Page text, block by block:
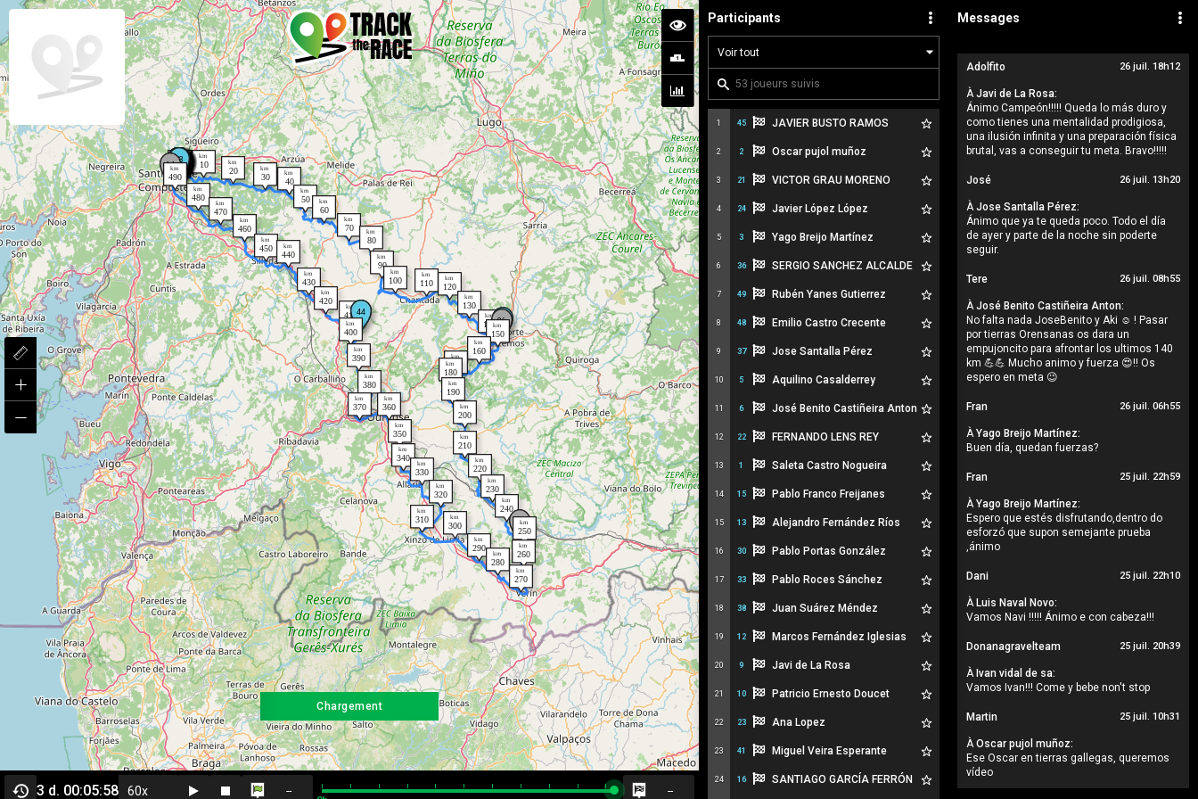
Messages
Adolfito 26 juil. 18h12
ÀJavi de La Rosa:
Ánimo Campeón!!!!! Queda lo más duro y
como tienes una mentalidad prodigiosa,
una ilusión infinita y una preparación física
brutal, vas a conseguir tu meta. Bravo!!!!!
José 26 juil. 13h20
ÀJose Santalla Pérez:
Ánimo que ya te queda poco. Todo el día
de ayer y parte de la noche sin poderte
seguir.
Tere 26 juil. 08h55
ÀJosé Benito Castiñeira Anton:
No falta nada JoseBenito y Aki ☺️ ! Pasar
por tierras Orensanas os dara un
empujoncito para afrontar los ultimos 140
km 💪💪 Mucho animo y fuerza 😍!! Os
espero en meta 😉
Fran 26 juil. 06h55
ÀYago Breijo Martínez:
Buen día, quedan fuerzas?
Fran 25 juil. 22h59
ÀYago Breijo Martínez:
Espero que estés disfrutando,dentro do
esforzó que supon semejante prueba
,ánimo
Dani 25 juil. 22h10
À Luis Naval Novo:
Vamos Navi !!!!! Ánimo e con cabeza!!!
Donanagravelteam 25 juil. 20h39
À Ivan vidal de sa:
Vamos Ivan!!! Come y bebe non't stop
Martin 25 juil. 10h31
ÀOscar pujol muñoz:
Ese Oscar en tierras gallegas, queremos
vídeo
Participants
1 45 JAVIER BUSTO RAMOS
2 2 Oscar pujol muñoz
3 21 VICTOR GRAU MORENO
4 24 Javier López López
5 3 Yago Breijo Martínez
6 36 SERGIO SANCHEZ ALCALDE
7 49 Rubén Yanes Gutierrez
8 48 Emilio Castro Crecente
9 37 Jose Santalla Pérez
10 5 Aquilino Casalderrey
11 6 José Benito Castiñeira Anton
12 22 FERNANDO LENS REY
13 1 Saleta Castro Nogueira
14 15 Pablo Franco Freijanes
15 13 Alejandro Fernández Ríos
16 30 Pablo Portas González
17 33 Pablo Roces Sánchez
18 38 Juan Suárez Méndez
19 12 Marcos Fernández Iglesias
20 9 Javi de La Rosa
21 10 Patricio Ernesto Doucet
22 23 Ana Lopez
23 41 Miguel Veira Esperante
24 16 SANTIAGO GARCÍA FERRÓN
Chargement
3 d. 00:05:58 -- --